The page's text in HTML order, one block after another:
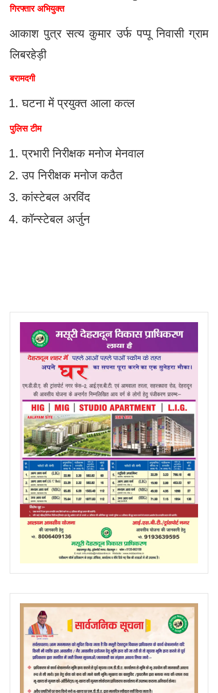
गिरफ्तार अभियुक्त
आकाश पुत्र सत्य कुमार उर्फ पप्पू निवासी ग्राम
लिबरहेड़ी
बरामदगी
घटना में प्रयुक्त आला कत्ल
पुलिस टीम
प्रभारी निरीक्षक मनोज मेनवाल
उप निरीक्षक मनोज कठैत
कांस्टेबल अरविंद
कॉन्स्टेबल अर्जुन